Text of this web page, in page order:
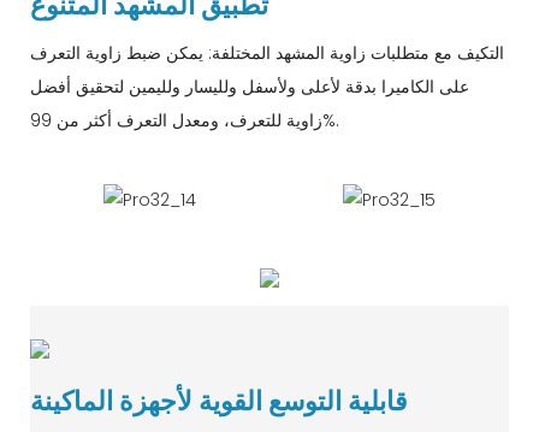
التكيف مع متطلبات زاوية المشهد المختلفة: يمكن ضبط زاوية التعرف
على الكاميرا بدقة لأعلى ولأسفل ولليسار ولليمين لتحقيق أفضل
زاوية للتعرف، ومعدل التعرف أكثر من 99%.
قابلية التوسع القوية لأجهزة الماكينة